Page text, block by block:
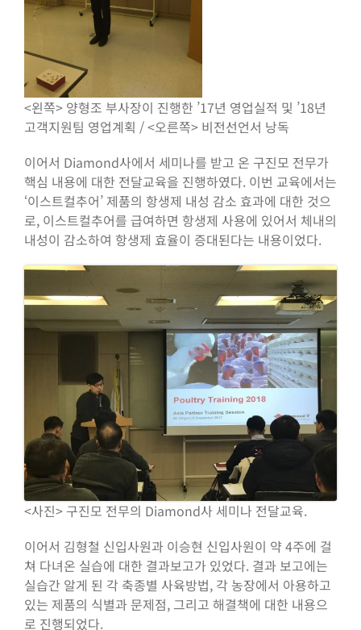
<왼쪽> 양형조 부사장이 진행한 ’17년 영업실적 및 ’18년
고객지원팀 영업계획 / <오른쪽> 비전선언서 낭독
이어서 Diamond사에서 세미나를 받고 온 구진모 전무가
핵심 내용에 대한 전달교육을 진행하였다. 이번 교육에서는
‘이스트컬추어’ 제품의 항생제 내성 감소 효과에 대한 것으
로, 이스트컬추어를 급여하면 항생제 사용에 있어서 체내의
내성이 감소하여 항생제 효율이 증대된다는 내용이었다.
<사진> 구진모 전무의 Diamond사 세미나 전달교육.
이어서 김형철 신입사원과 이승현 신입사원이 약 4주에 걸
쳐 다녀온 실습에 대한 결과보고가 있었다. 결과 보고에는
실습간 알게 된 각 축종별 사육방법, 각 농장에서 아용하고
있는 제품의 식별과 문제점, 그리고 해결책에 대한 내용으
로 진행되었다.